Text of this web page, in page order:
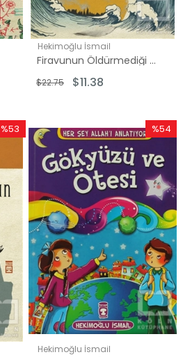
Hekimoğlu İsmail
Firavunun Öldürmediği Musadır
$11.38
$22.75
%53
%53İndirim
Hekimoğlu İsmail
%54